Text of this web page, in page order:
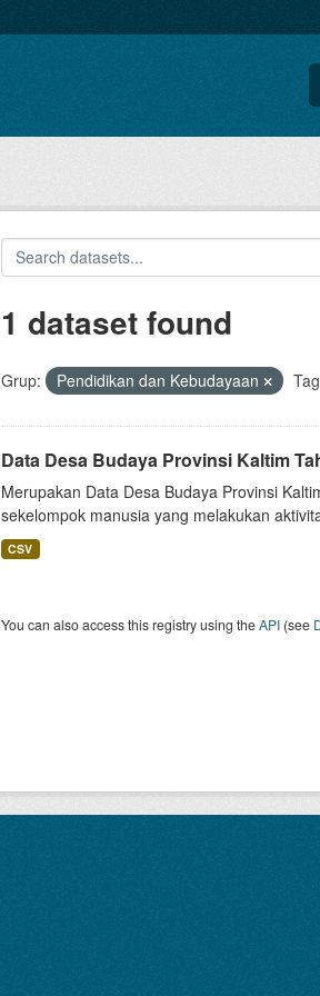
1 dataset found
Grup: Pendidikan dan Kebudayaan
Data Desa Budaya Provinsi Kaltim
Merupakan Data Desa Budaya Provinsi
sekelompok manusia yang melakukan
CSV
You can also access this registry using theAPI(see